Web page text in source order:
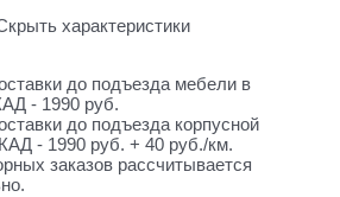
характеристики
до подъезда мебели в
- 1990 руб.
до подъезда корпусной
- 1990 руб. + 40 руб./км.
заказов рассчитывается